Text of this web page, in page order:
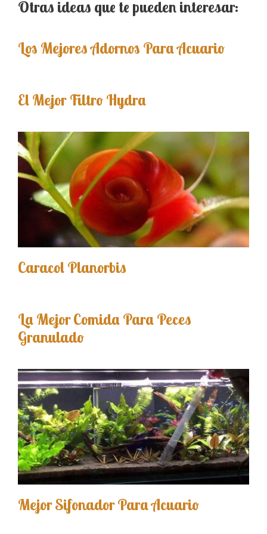
Otras ideas que te pueden interesar:
Los Mejores Adornos Para Acuario
El Mejor Filtro Hydra
Caracol Planorbis
La Mejor Comida Para Peces
Granulado
Mejor Sifonador Para Acuario